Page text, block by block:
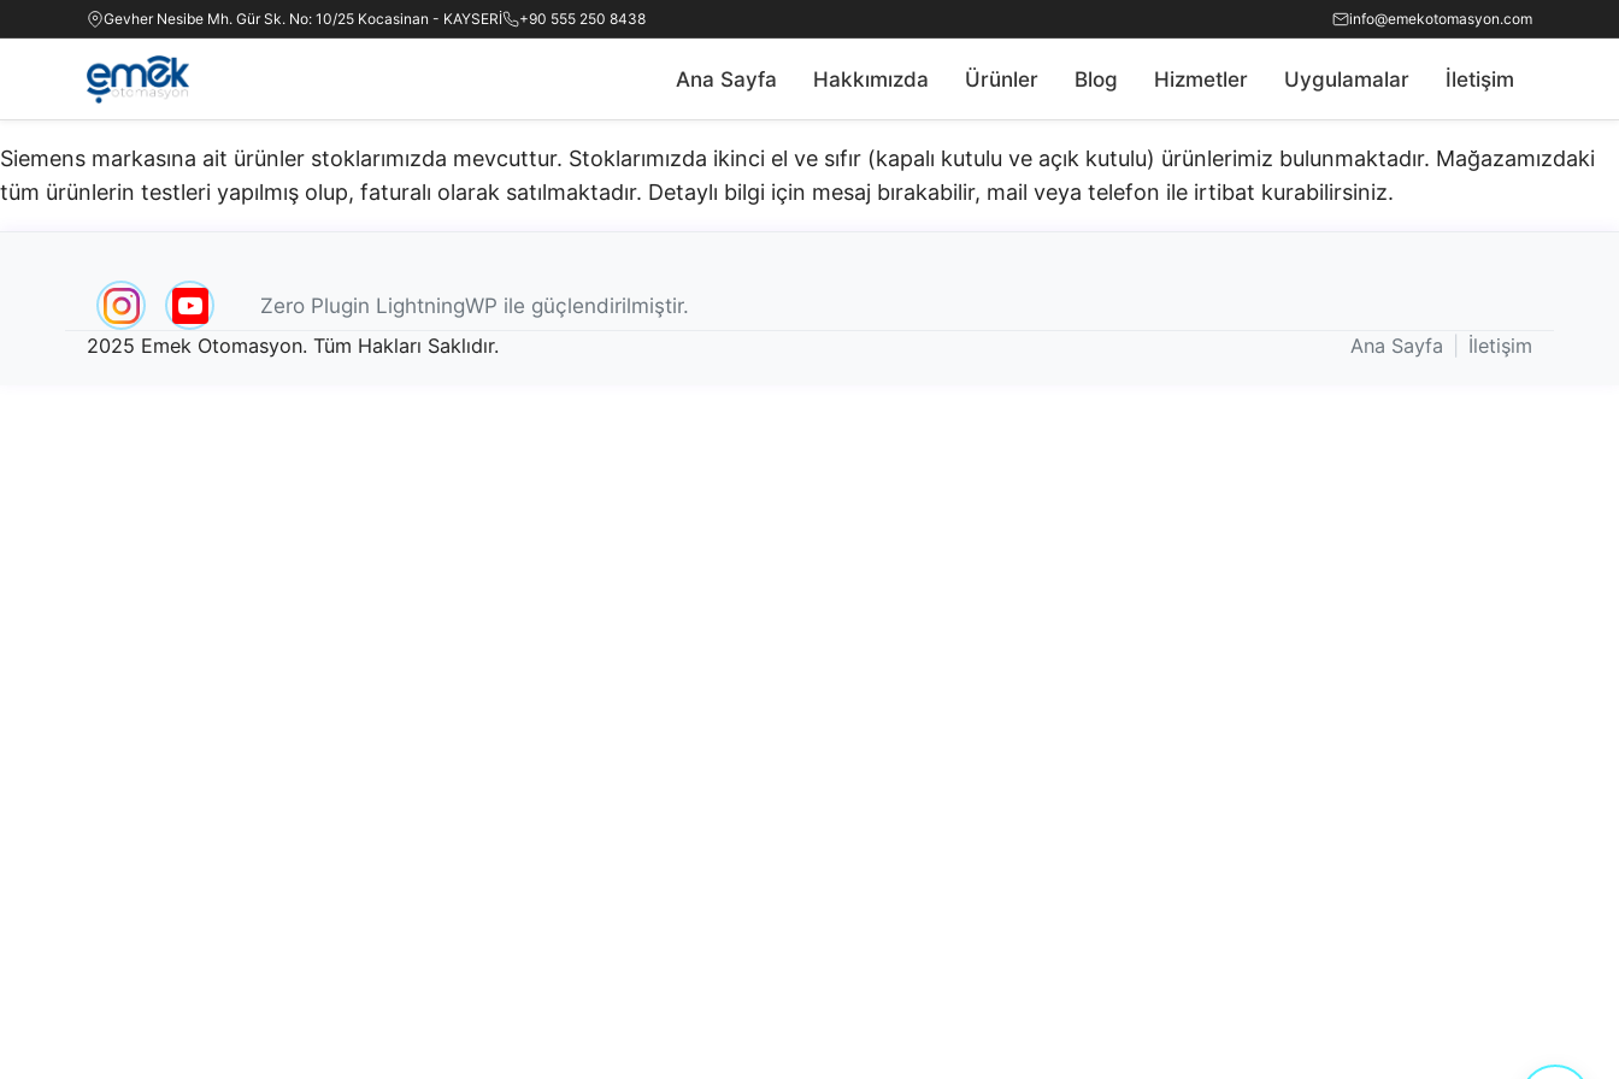
Gevher Nesibe Mh. Gür Sk. No: 10/25 Kocasinan - KAYSERİ +90 555 250 8438 info@emekotomasyon.com
Ana Sayfa Hakkımızda Ürünler Blog Hizmetler Uygulamalar İletişim
Siemens markasına ait ürünler stoklarımızda mevcuttur. Stoklarımızda ikinci el ve sıfır (kapalı kutulu ve açık kutulu) ürünlerimiz bulunmaktadır.​ Mağazamızdaki
tüm ürünlerin testleri yapılmış olup, faturalı olarak satılmaktadır. Detaylı bilgi için mesaj bırakabilir, mail veya telefon ile irtibat kurabilirsiniz.
Zero Plugin LightningWP ile güçlendirilmiştir.
2025 Emek Otomasyon. Tüm Hakları Saklıdır. Ana Sayfa İletişim